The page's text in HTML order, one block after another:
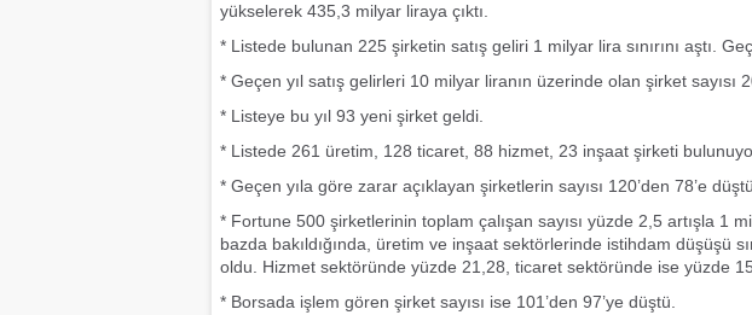
yükselerek 435,3 milyar liraya çıktı.
* Listede bulunan 225 şirketin satış geliri 1 milyar lira sınırını aştı.
* Geçen yıl satış gelirleri 10 milyar liranın üzerinde olan şirket sayısı
* Listeye bu yıl 93 yeni şirket geldi.
* Listede 261 üretim, 128 ticaret, 88 hizmet, 23 inşaat şirketi
* Geçen yıla göre zarar açıklayan şirketlerin sayısı 120’den 78’e düştü.
* Fortune 500 şirketlerinin toplam çalışan sayısı yüzde 2,5 artışla 1
bazda bakıldığında, üretim ve inşaat sektörlerinde istihdam düşüşü
oldu. Hizmet sektöründe yüzde 21,28, ticaret sektöründe ise yüzde
* Borsada işlem gören şirket sayısı ise 101’den 97’ye düştü.